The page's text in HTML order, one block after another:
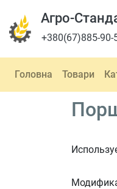
Агро-
+380(67)885-90-
Головна Товари